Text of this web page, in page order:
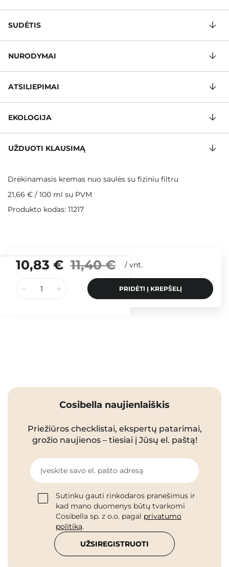
10,83 € 11,40 € / vnt.
PRIDĖTI Į KREPŠELĮ
SUDĖTIS
NURODYMAI
ATSILIEPIMAI
EKOLOGIJA
UŽDUOTI KLAUSIMĄ
Drėkinamasis kremas nuo saulės su fiziniu filtru
21,66 € / 100 ml su PVM
Produkto kodas: 11217
Cosibella naujienlaiškis
Priežiūros checklistai, ekspertų patarimai,
grožio naujienos – tiesiai į Jūsų el. paštą!
Įveskite savo el. pašto adresą
Sutinku gauti rinkodaros pranešimus ir
kad mano duomenys būtų tvarkomi
Cosibella sp. z o.o. pagal privatumo
politiką.
UŽSIREGISTRUOTI